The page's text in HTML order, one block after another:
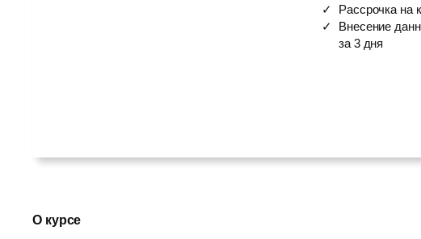
Рассрочка на
Внесение
за 3 дня
О курсе